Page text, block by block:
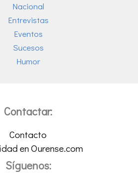
Nacional
Entrevistas
Eventos
Sucesos
Humor
Contactar:
Contacto
en Ourense.com
Síguenos: